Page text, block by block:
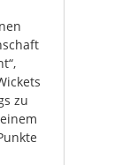
zu